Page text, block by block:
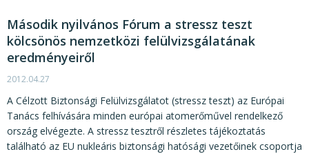
Második nyilvános Fórum a stressz teszt
kölcsönös nemzetközi felülvizsgálatának
eredményeiről
2012.04.27
A Célzott Biztonsági Felülvizsgálatot (stressz teszt) az Európai
Tanács felhívására minden európai atomerőművel rendelkező
ország elvégezte. A stressz tesztről részletes tájékoztatás
található az EU nukleáris biztonsági hatósági vezetőinek csoportja